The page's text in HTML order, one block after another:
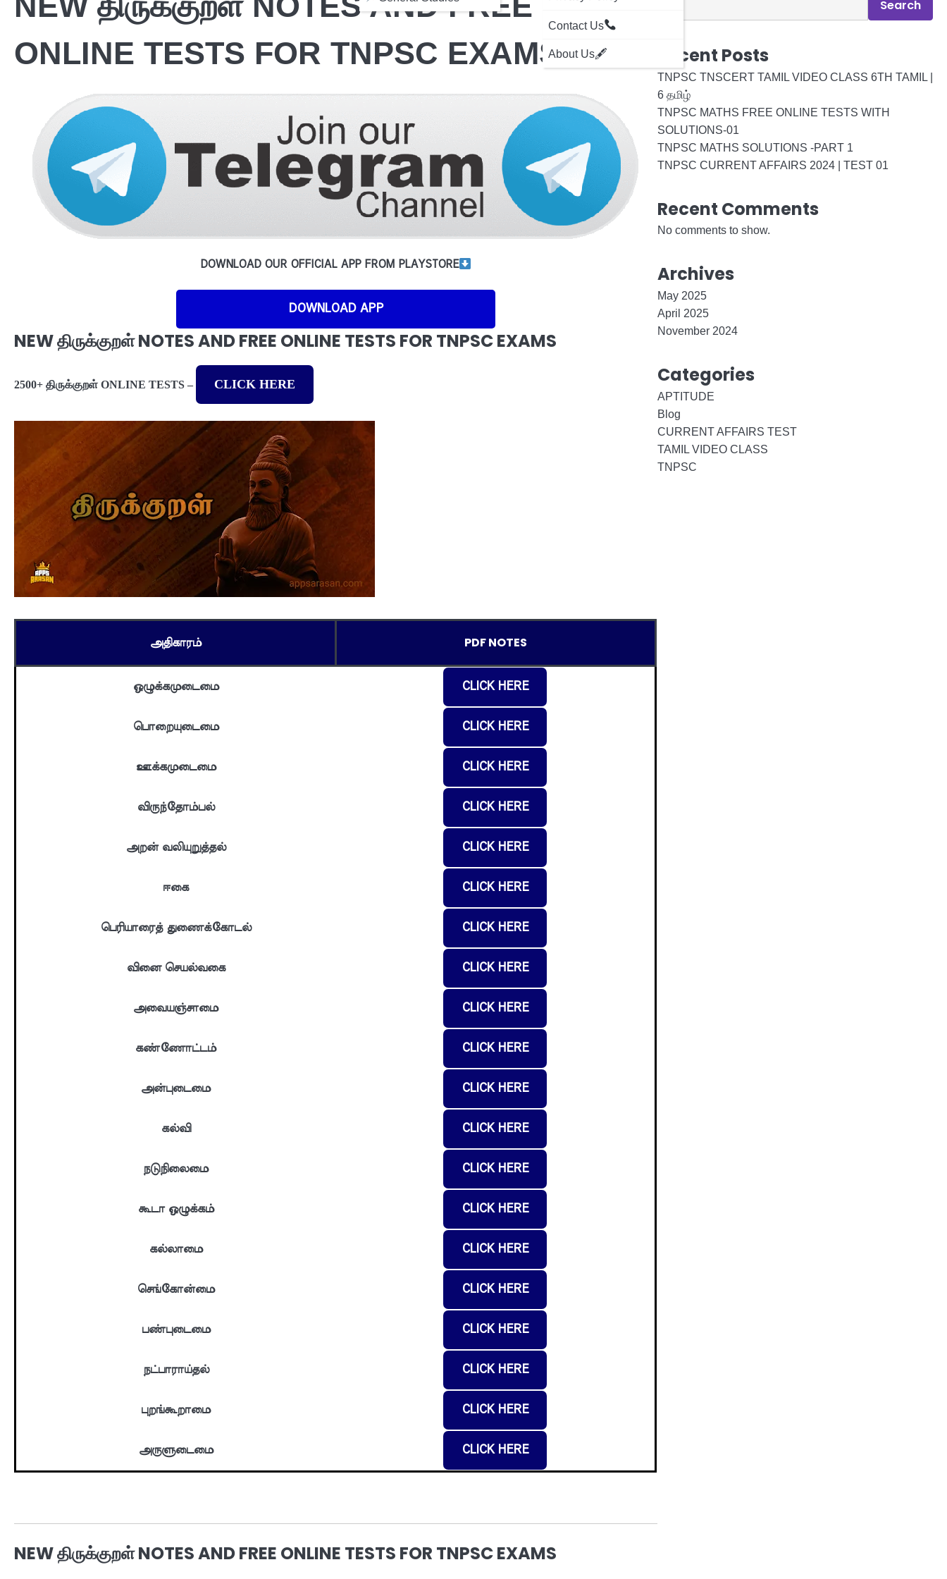
Contact Us
About Us🖋
ONLINE TESTS FOR TNPSC EXAMS
DOWNLOAD OUR OFFICIAL APP FROM PLAYSTORE
DOWNLOAD APP
NEW திருக்குறள் NOTES AND FREE ONLINE TESTS FOR TNPSC EXAMS
2500+ திருக்குறள் ONLINE TESTS – CLICK HERE
அதிகாரம் PDF NOTES
ஒழுக்கமுடைமை CLICK HERE
பொறையுடைமை CLICK HERE
ஊக்கமுடைமை CLICK HERE
விருந்தோம்பல் CLICK HERE
அறன் வலியுறுத்தல் CLICK HERE
ஈகை CLICK HERE
பெரியாரைத் துணைக்கோடல் CLICK HERE
வினை செயல்வகை CLICK HERE
அவையஞ்சாமை CLICK HERE
கண்ணோட்டம் CLICK HERE
அன்புடைமை CLICK HERE
கல்வி CLICK HERE
நடுநிலைமை CLICK HERE
கூடா ஒழுக்கம் CLICK HERE
கல்லாமை CLICK HERE
செங்கோன்மை CLICK HERE
பண்புடைமை CLICK HERE
நட்பாராய்தல் CLICK HERE
புறங்கூறாமை CLICK HERE
அருளுடைமை CLICK HERE
NEW திருக்குறள் NOTES AND FREE ONLINE TESTS FOR TNPSC EXAMS
Search
Recent Posts
TNPSC TNSCERT TAMIL VIDEO CLASS 6TH TAMIL |
6 தமிழ்
TNPSC MATHS FREE ONLINE TESTS WITH
SOLUTIONS-01
TNPSC MATHS SOLUTIONS -PART 1
TNPSC CURRENT AFFAIRS 2024 | TEST 01
Recent Comments
No comments to show.
Archives
May 2025
April 2025
November 2024
Categories
APTITUDE
Blog
CURRENT AFFAIRS TEST
TAMIL VIDEO CLASS
TNPSC